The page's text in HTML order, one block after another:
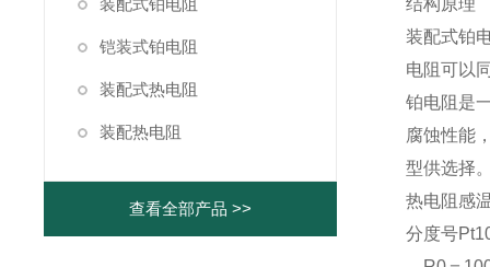
装配式铂电阻
铠装式铂电阻
装配式热电阻
装配热电阻
查看全部产品 >>
结构原理
装配式铂
电阻可以
铂电阻是
腐蚀性能
型供选择
热电阻感
分度号